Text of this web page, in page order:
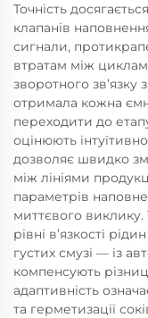
Точність
клапанів
сигнали,
втратам між
зворотного зв’язку
отримала кожна
переходити до
оцінюють
дозволяє швидко
між лініями
параметрів
миттєвого виклику.
рівні в’язкості
густих смузі — із
компенсують
адаптивність
та герметизації